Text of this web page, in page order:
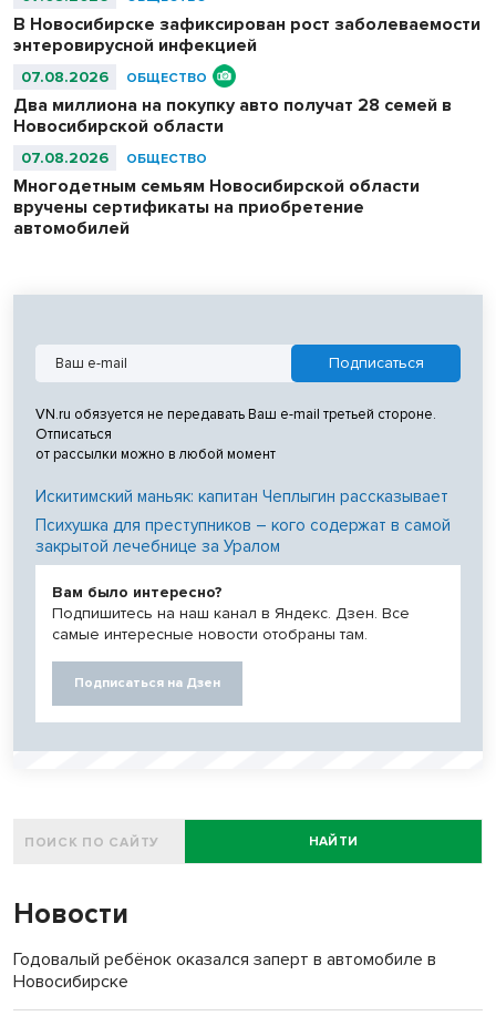
В Новосибирске зафиксирован рост заболеваемости
энтеровирусной инфекцией
07.08.2026 ОБЩЕСТВО
Два миллиона на покупку авто получат 28 семей в
Новосибирской области
07.08.2026 ОБЩЕСТВО
Многодетным семьям Новосибирской области
вручены сертификаты на приобретение
автомобилей
VN.ru обязуется не передавать Ваш e-mail третьей стороне.
Отписаться
от рассылки можно в любой момент
Искитимский маньяк: капитан Чеплыгин рассказывает
Психушка для преступников – кого содержат в самой
закрытой лечебнице за Уралом
Вам было интересно?
Подпишитесь на наш канал в Яндекс. Дзен. Все
самые интересные новости отобраны там.
Подписаться на Дзен
НАЙТИ
Новости
Годовалый ребёнок оказался заперт в автомобиле в
Новосибирске